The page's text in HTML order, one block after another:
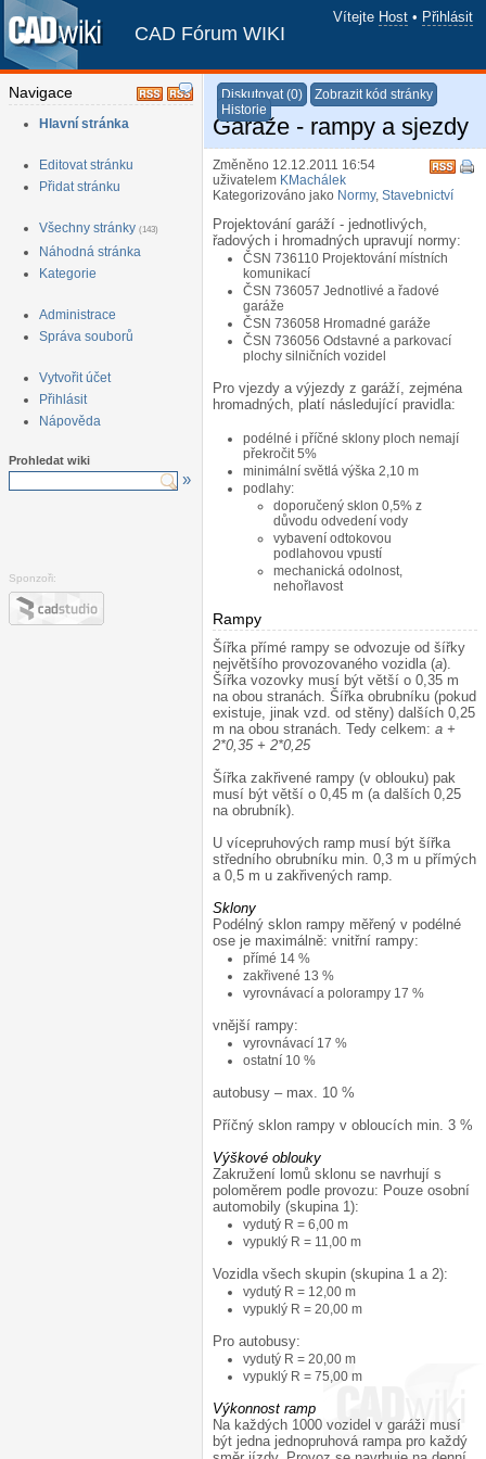
Vítejte Host • Přihlásit
CAD Fórum WIKI
Navigace
Hlavní stránka
Editovat stránku
Přidat stránku
Všechny stránky (143)
Náhodná stránka
Kategorie
Administrace
Správa souborů
Vytvořit účet
Přihlásit
Nápověda
Prohledat wiki
»
Sponzoři:
Diskutovat (0)
Zobrazit kód stránky
Historie
Garáže - rampy a sjezdy
Změněno 12.12.2011 16:54
uživatelem KMachálek
Kategorizováno jako Normy, Stavebnictví
Projektování garáží - jednotlivých,
řadových i hromadných upravují normy:
ČSN 736110 Projektování místních
komunikací
ČSN 736057 Jednotlivé a řadové
garáže
ČSN 736058 Hromadné garáže
ČSN 736056 Odstavné a parkovací
plochy silničních vozidel
Pro vjezdy a výjezdy z garáží, zejména
hromadných, platí následující pravidla:
podélné i příčné sklony ploch nemají
překročit 5%
minimální světlá výška 2,10 m
podlahy:
doporučený sklon 0,5% z
důvodu odvedení vody
vybavení odtokovou
podlahovou vpustí
mechanická odolnost,
nehořlavost
Rampy
Šířka přímé rampy se odvozuje od šířky
největšího provozovaného vozidla (a).
Šířka vozovky musí být větší o 0,35 m
na obou stranách. Šířka obrubníku (pokud
existuje, jinak vzd. od stěny) dalších 0,25
m na obou stranách. Tedy celkem: a +
2*0,35 + 2*0,25
Šířka zakřivené rampy (v oblouku) pak
musí být větší o 0,45 m (a dalších 0,25
na obrubník).
U vícepruhových ramp musí být šířka
středního obrubníku min. 0,3 m u přímých
a 0,5 m u zakřivených ramp.
Sklony
Podélný sklon rampy měřený v podélné
ose je maximálně: vnitřní rampy:
přímé 14 %
zakřivené 13 %
vyrovnávací a polorampy 17 %
vnější rampy:
vyrovnávací 17 %
ostatní 10 %
autobusy – max. 10 %
Příčný sklon rampy v obloucích min. 3 %
Výškové oblouky
Zakružení lomů sklonu se navrhují s
poloměrem podle provozu: Pouze osobní
automobily (skupina 1):
vydutý R = 6,00 m
vypuklý R = 11,00 m
Vozidla všech skupin (skupina 1 a 2):
vydutý R = 12,00 m
vypuklý R = 20,00 m
Pro autobusy:
vydutý R = 20,00 m
vypuklý R = 75,00 m
Výkonnost ramp
Na každých 1000 vozidel v garáži musí
být jedna jednopruhová rampa pro každý